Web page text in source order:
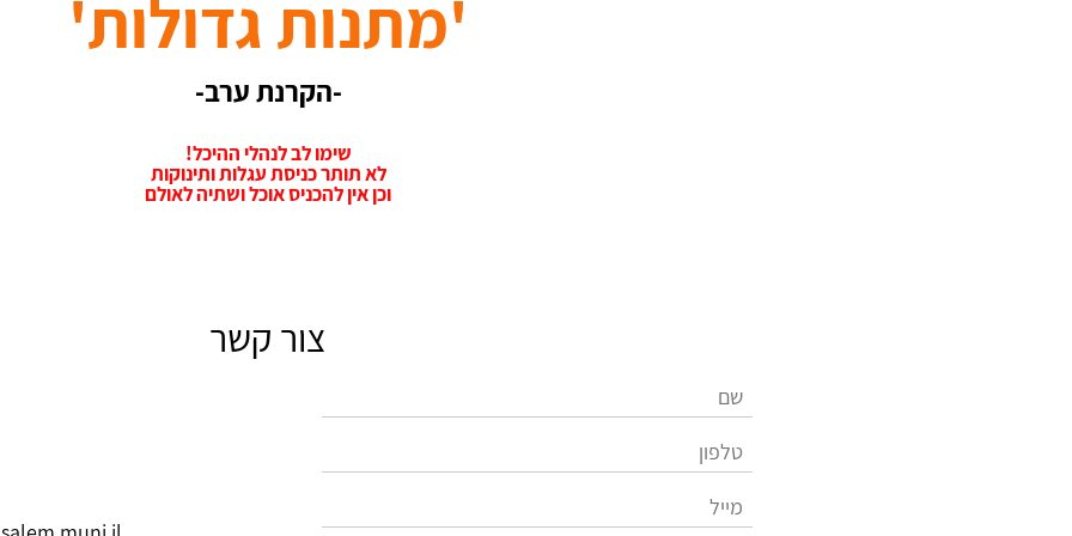
'מתנות גדולות'
-הקרנת ערב-
שימו לב לנהלי ההיכל!
לא תותר כניסת עגלות ותינוקות
וכן אין להכניס אוכל ושתיה לאולם
צור קשר